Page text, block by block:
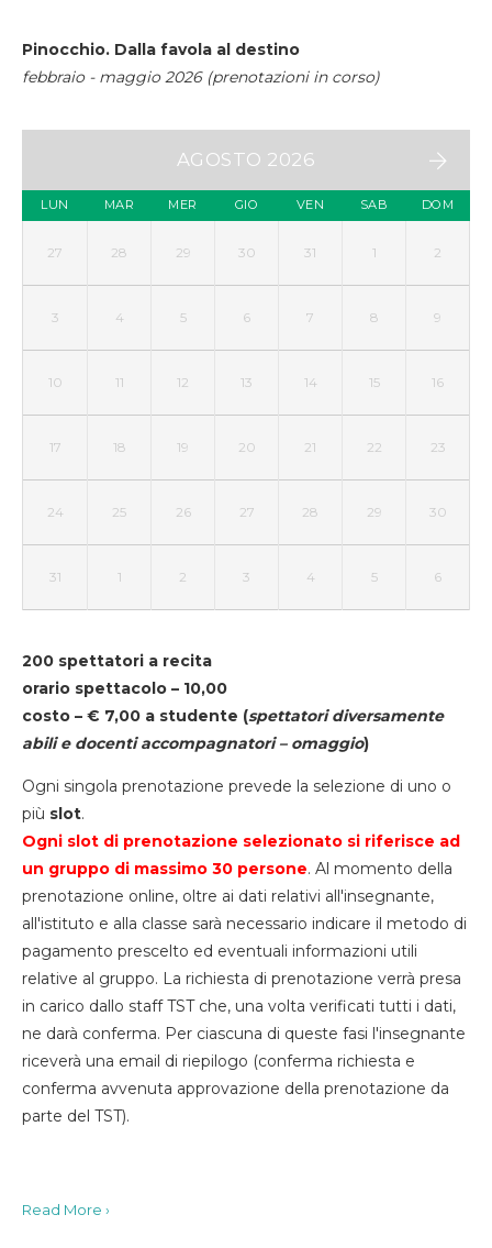
Pinocchio. Dalla favola al destino
febbraio - maggio 2026 (prenotazioni in corso)
AGOSTO 2026
LUN MAR MER GIO VEN SAB DOM
27 28 29 30 31 1 2
3 4 5 6 7 8 9
10 11 12 13 14 15 16
17 18 19 20 21 22 23
24 25 26 27 28 29 30
31 1 2 3 4 5 6
200 spettatori a recita
orario spettacolo – 10,00
costo – € 7,00 a studente (spettatori diversamente
abili e docenti accompagnatori – omaggio)
Ogni singola prenotazione prevede la selezione di uno o
più slot.
Ogni slot di prenotazione selezionato si riferisce ad
un gruppo di massimo 30 persone. Al momento della
prenotazione online, oltre ai dati relativi all'insegnante,
all'istituto e alla classe sarà necessario indicare il metodo di
pagamento prescelto ed eventuali informazioni utili
relative al gruppo. La richiesta di prenotazione verrà presa
in carico dallo staff TST che, una volta verificati tutti i dati,
ne darà conferma. Per ciascuna di queste fasi l'insegnante
riceverà una email di riepilogo (conferma richiesta e
conferma avvenuta approvazione della prenotazione da
parte del TST).
Read More ›